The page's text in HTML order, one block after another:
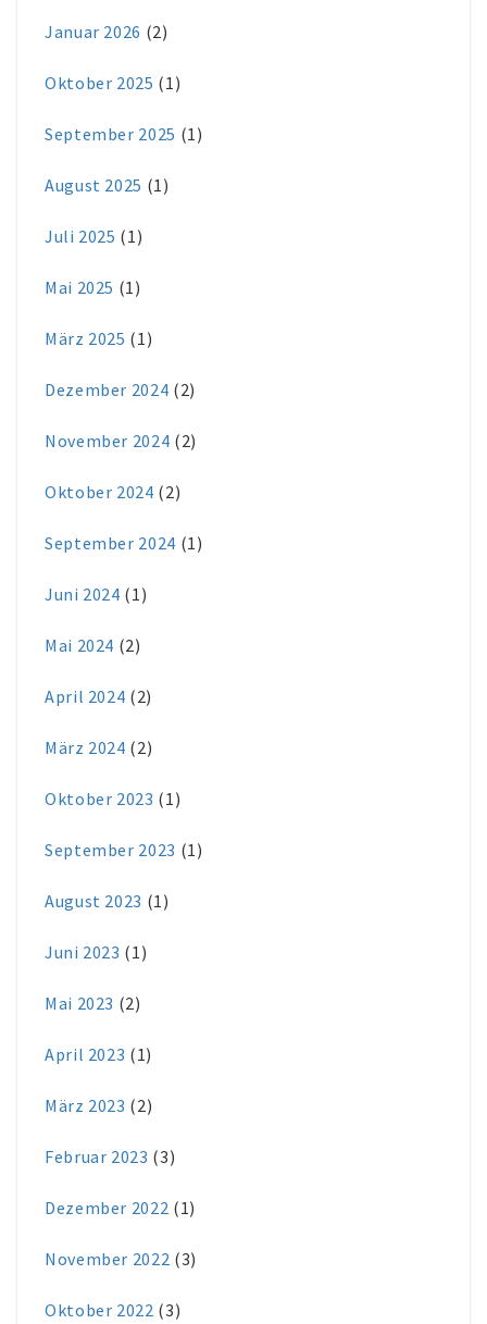
Januar 2026 (2)
Oktober 2025 (1)
September 2025 (1)
August 2025 (1)
Juli 2025 (1)
Mai 2025 (1)
März 2025 (1)
Dezember 2024 (2)
November 2024 (2)
Oktober 2024 (2)
September 2024 (1)
Juni 2024 (1)
Mai 2024 (2)
April 2024 (2)
März 2024 (2)
Oktober 2023 (1)
September 2023 (1)
August 2023 (1)
Juni 2023 (1)
Mai 2023 (2)
April 2023 (1)
März 2023 (2)
Februar 2023 (3)
Dezember 2022 (1)
November 2022 (3)
Oktober 2022 (3)